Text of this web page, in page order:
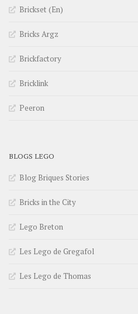
Brickset (En)
Bricks Argz
Brickfactory
Bricklink
Peeron
BLOGS LEGO
Blog Briques Stories
Bricks in the City
Lego Breton
Les Lego de Gregafol
Les Lego de Thomas